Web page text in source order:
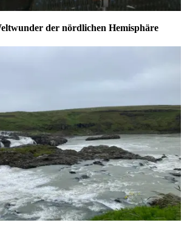
der nördlichen Hemisphäre